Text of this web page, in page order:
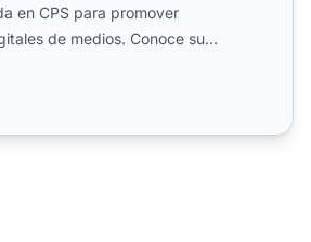
en CPS para promover
de medios. Conoce su